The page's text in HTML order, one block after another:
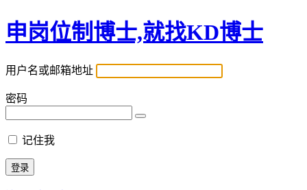
申岗位制博士,就找KD博士
用户名或邮箱地址
密码
记住我